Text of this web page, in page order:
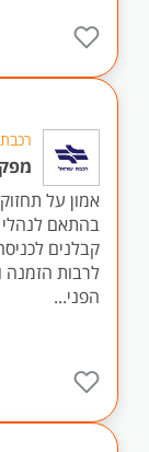
אמון על
בהתאם לנהלי
קבלנים
לרבות הזמנה
הפני...